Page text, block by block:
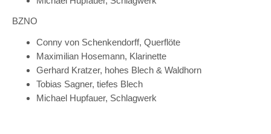
BZNO
Conny von Schenkendorff, Querflöte
Maximilian Hosemann, Klarinette
Gerhard Kratzer, hohes Blech & Waldhorn
Tobias Sagner, tiefes Blech
Michael Hupfauer, Schlagwerk